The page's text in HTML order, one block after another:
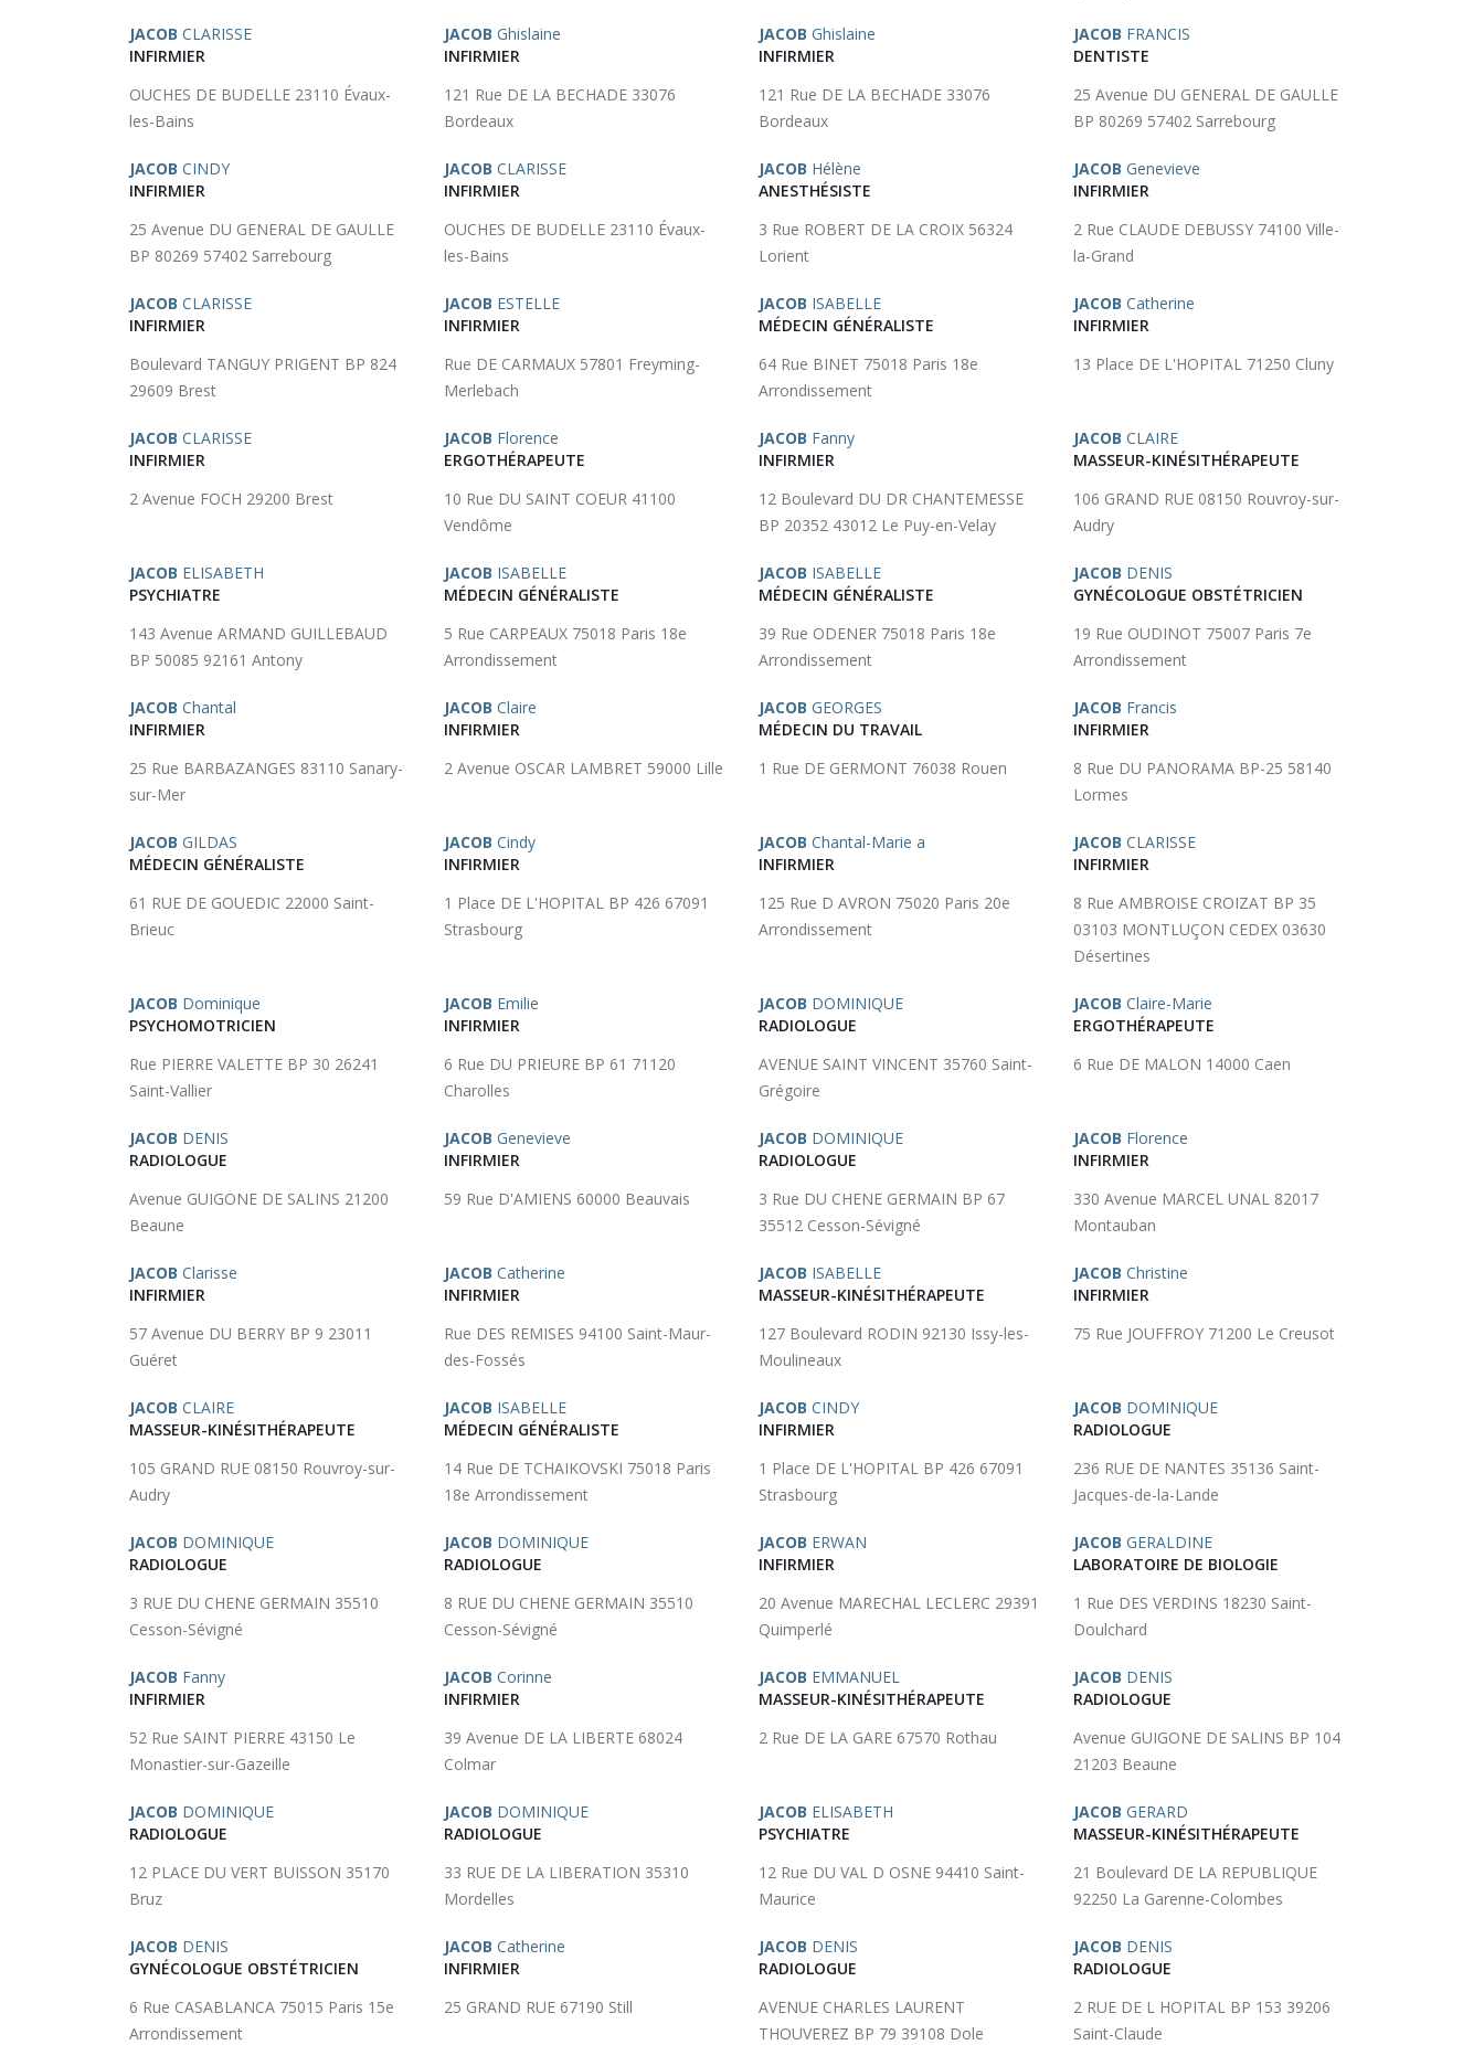
JACOB CLARISSE
INFIRMIER
OUCHES DE BUDELLE 23110 Évaux-
les-Bains
JACOB Ghislaine
INFIRMIER
121 Rue DE LA BECHADE 33076
Bordeaux
JACOB Ghislaine
INFIRMIER
121 Rue DE LA BECHADE 33076
Bordeaux
JACOB FRANCIS
DENTISTE
25 Avenue DU GENERAL DE GAULLE
BP 80269 57402 Sarrebourg
JACOB CINDY
INFIRMIER
25 Avenue DU GENERAL DE GAULLE
BP 80269 57402 Sarrebourg
JACOB CLARISSE
INFIRMIER
OUCHES DE BUDELLE 23110 Évaux-
les-Bains
JACOB Hélène
ANESTHÉSISTE
3 Rue ROBERT DE LA CROIX 56324
Lorient
JACOB Genevieve
INFIRMIER
2 Rue CLAUDE DEBUSSY 74100 Ville-
la-Grand
JACOB CLARISSE
INFIRMIER
Boulevard TANGUY PRIGENT BP 824
29609 Brest
JACOB ESTELLE
INFIRMIER
Rue DE CARMAUX 57801 Freyming-
Merlebach
JACOB ISABELLE
MÉDECIN GÉNÉRALISTE
64 Rue BINET 75018 Paris 18e
Arrondissement
JACOB Catherine
INFIRMIER
13 Place DE L'HOPITAL 71250 Cluny
JACOB CLARISSE
INFIRMIER
2 Avenue FOCH 29200 Brest
JACOB Florence
ERGOTHÉRAPEUTE
10 Rue DU SAINT COEUR 41100
Vendôme
JACOB Fanny
INFIRMIER
12 Boulevard DU DR CHANTEMESSE
BP 20352 43012 Le Puy-en-Velay
JACOB CLAIRE
MASSEUR-KINÉSITHÉRAPEUTE
106 GRAND RUE 08150 Rouvroy-sur-
Audry
JACOB ELISABETH
PSYCHIATRE
143 Avenue ARMAND GUILLEBAUD
BP 50085 92161 Antony
JACOB ISABELLE
MÉDECIN GÉNÉRALISTE
5 Rue CARPEAUX 75018 Paris 18e
Arrondissement
JACOB ISABELLE
MÉDECIN GÉNÉRALISTE
39 Rue ODENER 75018 Paris 18e
Arrondissement
JACOB DENIS
GYNÉCOLOGUE OBSTÉTRICIEN
19 Rue OUDINOT 75007 Paris 7e
Arrondissement
JACOB Chantal
INFIRMIER
25 Rue BARBAZANGES 83110 Sanary-
sur-Mer
JACOB Claire
INFIRMIER
2 Avenue OSCAR LAMBRET 59000 Lille
JACOB GEORGES
MÉDECIN DU TRAVAIL
1 Rue DE GERMONT 76038 Rouen
JACOB Francis
INFIRMIER
8 Rue DU PANORAMA BP-25 58140
Lormes
JACOB GILDAS
MÉDECIN GÉNÉRALISTE
61 RUE DE GOUEDIC 22000 Saint-
Brieuc
JACOB Cindy
INFIRMIER
1 Place DE L'HOPITAL BP 426 67091
Strasbourg
JACOB Chantal-Marie a
INFIRMIER
125 Rue D AVRON 75020 Paris 20e
Arrondissement
JACOB CLARISSE
INFIRMIER
8 Rue AMBROISE CROIZAT BP 35
03103 MONTLUÇON CEDEX 03630
Désertines
JACOB Dominique
PSYCHOMOTRICIEN
Rue PIERRE VALETTE BP 30 26241
Saint-Vallier
JACOB Emilie
INFIRMIER
6 Rue DU PRIEURE BP 61 71120
Charolles
JACOB DOMINIQUE
RADIOLOGUE
AVENUE SAINT VINCENT 35760 Saint-
Grégoire
JACOB Claire-Marie
ERGOTHÉRAPEUTE
6 Rue DE MALON 14000 Caen
JACOB DENIS
RADIOLOGUE
Avenue GUIGONE DE SALINS 21200
Beaune
JACOB Genevieve
INFIRMIER
59 Rue D'AMIENS 60000 Beauvais
JACOB DOMINIQUE
RADIOLOGUE
3 Rue DU CHENE GERMAIN BP 67
35512 Cesson-Sévigné
JACOB Florence
INFIRMIER
330 Avenue MARCEL UNAL 82017
Montauban
JACOB Clarisse
INFIRMIER
57 Avenue DU BERRY BP 9 23011
Guéret
JACOB Catherine
INFIRMIER
Rue DES REMISES 94100 Saint-Maur-
des-Fossés
JACOB ISABELLE
MASSEUR-KINÉSITHÉRAPEUTE
127 Boulevard RODIN 92130 Issy-les-
Moulineaux
JACOB Christine
INFIRMIER
75 Rue JOUFFROY 71200 Le Creusot
JACOB CLAIRE
MASSEUR-KINÉSITHÉRAPEUTE
105 GRAND RUE 08150 Rouvroy-sur-
Audry
JACOB ISABELLE
MÉDECIN GÉNÉRALISTE
14 Rue DE TCHAIKOVSKI 75018 Paris
18e Arrondissement
JACOB CINDY
INFIRMIER
1 Place DE L'HOPITAL BP 426 67091
Strasbourg
JACOB DOMINIQUE
RADIOLOGUE
236 RUE DE NANTES 35136 Saint-
Jacques-de-la-Lande
JACOB DOMINIQUE
RADIOLOGUE
3 RUE DU CHENE GERMAIN 35510
Cesson-Sévigné
JACOB DOMINIQUE
RADIOLOGUE
8 RUE DU CHENE GERMAIN 35510
Cesson-Sévigné
JACOB ERWAN
INFIRMIER
20 Avenue MARECHAL LECLERC 29391
Quimperlé
JACOB GERALDINE
LABORATOIRE DE BIOLOGIE
1 Rue DES VERDINS 18230 Saint-
Doulchard
JACOB Fanny
INFIRMIER
52 Rue SAINT PIERRE 43150 Le
Monastier-sur-Gazeille
JACOB Corinne
INFIRMIER
39 Avenue DE LA LIBERTE 68024
Colmar
JACOB EMMANUEL
MASSEUR-KINÉSITHÉRAPEUTE
2 Rue DE LA GARE 67570 Rothau
JACOB DENIS
RADIOLOGUE
Avenue GUIGONE DE SALINS BP 104
21203 Beaune
JACOB DOMINIQUE
RADIOLOGUE
12 PLACE DU VERT BUISSON 35170
Bruz
JACOB DOMINIQUE
RADIOLOGUE
33 RUE DE LA LIBERATION 35310
Mordelles
JACOB ELISABETH
PSYCHIATRE
12 Rue DU VAL D OSNE 94410 Saint-
Maurice
JACOB GERARD
MASSEUR-KINÉSITHÉRAPEUTE
21 Boulevard DE LA REPUBLIQUE
92250 La Garenne-Colombes
JACOB DENIS
GYNÉCOLOGUE OBSTÉTRICIEN
6 Rue CASABLANCA 75015 Paris 15e
Arrondissement
JACOB Catherine
INFIRMIER
25 GRAND RUE 67190 Still
JACOB DENIS
RADIOLOGUE
AVENUE CHARLES LAURENT
THOUVEREZ BP 79 39108 Dole
JACOB DENIS
RADIOLOGUE
2 RUE DE L HOPITAL BP 153 39206
Saint-Claude